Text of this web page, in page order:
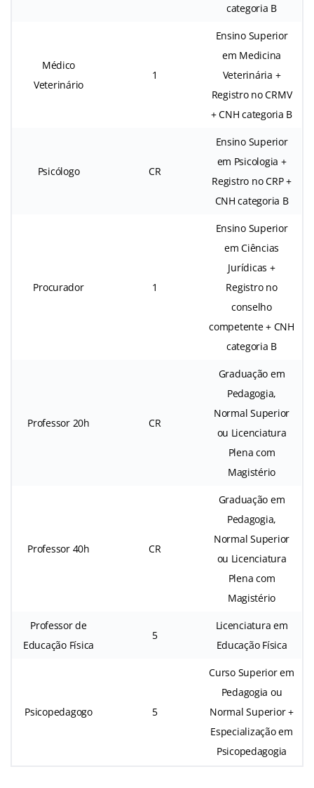
categoria B
Médico
Veterinário
1
Ensino Superior
em Medicina
Veterinária +
Registro no CRMV
+ CNH categoria B
Psicólogo CR
Ensino Superior
em Psicologia +
Registro no CRP +
CNH categoria B
Procurador 1
Ensino Superior
em Ciências
Jurídicas +
Registro no
conselho
competente + CNH
categoria B
Professor 20h CR
Graduação em
Pedagogia,
Normal Superior
ou Licenciatura
Plena com
Magistério
Professor 40h CR
Graduação em
Pedagogia,
Normal Superior
ou Licenciatura
Plena com
Magistério
Professor de
Educação Física
5
Licenciatura em
Educação Física
Psicopedagogo 5
Curso Superior em
Pedagogia ou
Normal Superior +
Especialização em
Psicopedagogia